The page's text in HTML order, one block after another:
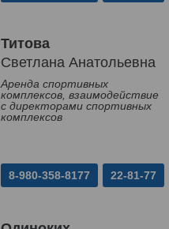
Титова
Светлана Анатольевна
Аренда спортивных
комплексов, взаимодействие
с директорами спортивных
комплексов
8-980-358-8177 22-81-77